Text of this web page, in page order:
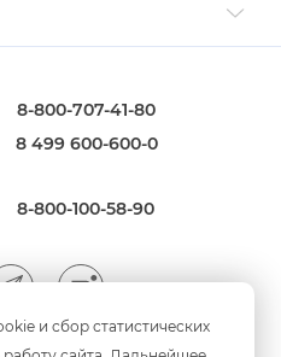
и сбор статистических
8-800-707-41-80
8 499 600-600-0
8-800-100-58-90